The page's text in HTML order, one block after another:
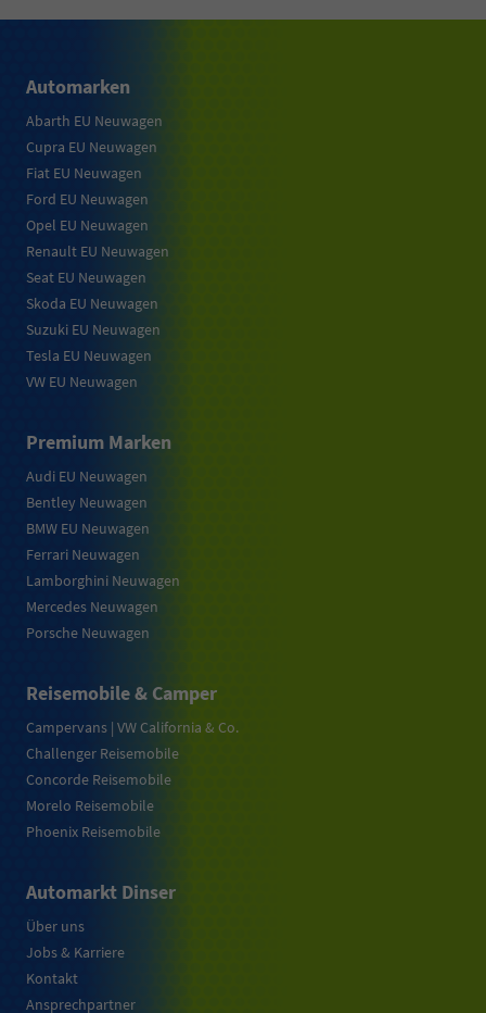
Automarken
Abarth EU Neuwagen
Cupra EU Neuwagen
Fiat EU Neuwagen
Ford EU Neuwagen
Opel EU Neuwagen
Renault EU Neuwagen
Seat EU Neuwagen
Skoda EU Neuwagen
Suzuki EU Neuwagen
Tesla EU Neuwagen
VW EU Neuwagen
Premium Marken
Audi EU Neuwagen
Bentley Neuwagen
BMW EU Neuwagen
Ferrari Neuwagen
Lamborghini Neuwagen
Mercedes Neuwagen
Porsche Neuwagen
Reisemobile & Camper
Campervans | VW California & Co.
Challenger Reisemobile
Concorde Reisemobile
Morelo Reisemobile
Phoenix Reisemobile
Automarkt Dinser
Über uns
Jobs & Karriere
Kontakt
Ansprechpartner